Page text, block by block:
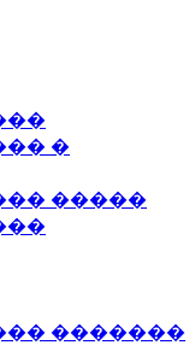
�
�����
�������